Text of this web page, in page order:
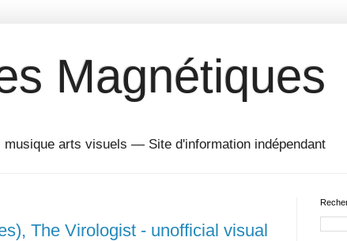
Magnétiques
musique arts visuels — Site d'information indépendant
The Virologist - unofficial visual